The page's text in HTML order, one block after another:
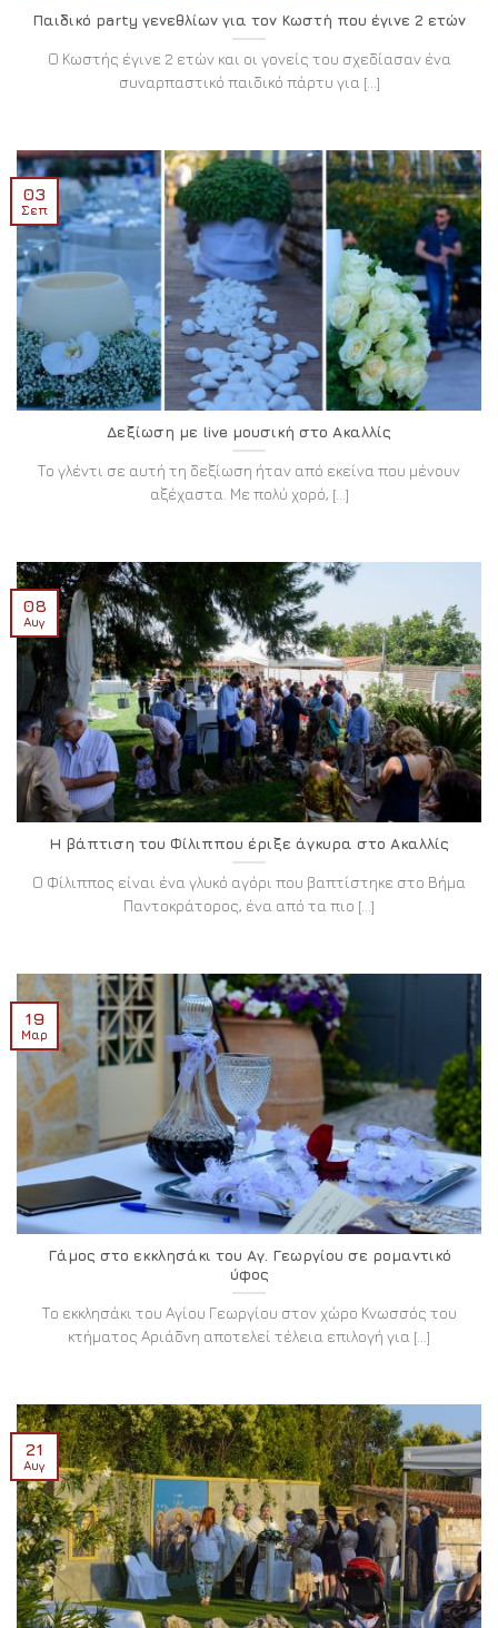
Παιδικό party γενεθλίων για τον Κωστή που έγινε 2 ετών
Ο Κωστής έγινε 2 ετών και οι γονείς του σχεδίασαν ένα
συναρπαστικό παιδικό πάρτυ για [...]
Δεξίωση με live μουσική στο Ακαλλίς
Το γλέντι σε αυτή τη δεξίωση ήταν από εκείνα που μένουν
αξέχαστα. Με πολύ χορό, [...]
03
Σεπ
Η βάπτιση του Φίλιππου έριξε άγκυρα στο Ακαλλίς
Ο Φίλιππος είναι ένα γλυκό αγόρι που βαπτίστηκε στο Βήμα
Παντοκράτορος, ένα από τα πιο [...]
08
Αυγ
Γάμος στο εκκλησάκι του Αγ. Γεωργίου σε ρομαντικό
ύφος
Το εκκλησάκι του Αγίου Γεωργίου στον χώρο Κνωσσός του
κτήματος Αριάδνη αποτελεί τέλεια επιλογή για [...]
19
Μαρ
21
Αυγ